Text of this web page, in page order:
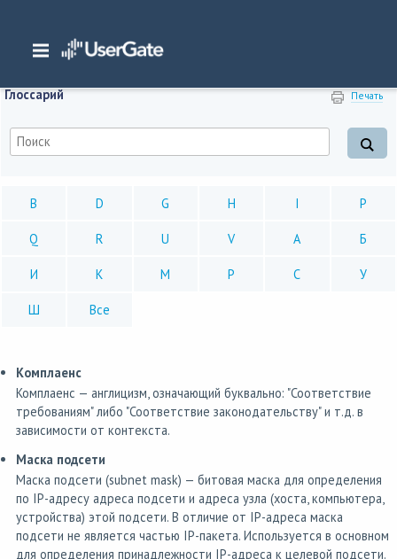
Главная/ Глоссарий
Печать
Глоссарий
B D G H I P
Q R U V А Б
И К М Р С У
Ш Все
Комплаенс
Комплаенс — англицизм, означающий буквально: "Соответствие
требованиям" либо "Соответствие законодательству" и т.д. в
зависимости от контекста.
Маска подсети
Маска подсети (subnet mask) — битовая маска для определения
по IP-адресу адреса подсети и адреса узла (хоста, компьютера,
устройства) этой подсети. В отличие от IP-адреса маска
подсети не является частью IP-пакета. Используется в основном
для определения принадлежности IP-адреса к целевой подсети.